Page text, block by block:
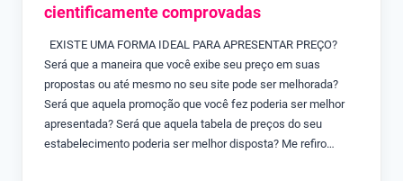
cientificamente comprovadas
EXISTE UMA FORMA IDEAL PARA APRESENTAR PREÇO?
Será que a maneira que você exibe seu preço em suas
propostas ou até mesmo no seu site pode ser melhorada?
Será que aquela promoção que você fez poderia ser melhor
apresentada? Será que aquela tabela de preços do seu
estabelecimento poderia ser melhor disposta? Me refiro…